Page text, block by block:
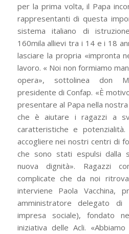
per la prima volta, il Papa
rappresentanti di questa
sistema italiano di
160mila allievi tra i 14 e i 18
lasciare la propria «impronta
lavoro. « Noi non formiamo
opera», sottolinea don
presidente di Confap. «È
presentare al Papa nella
che è aiutare i ragazzi a
caratteristiche e
accogliere nei nostri centri di
che sono stati espulsi dalla
nuova dignità». Ragazzi
complicate che da noi
interviene Paola Vacchina,
amministratore delegato di
impresa sociale), fondato
iniziativa delle Acli.